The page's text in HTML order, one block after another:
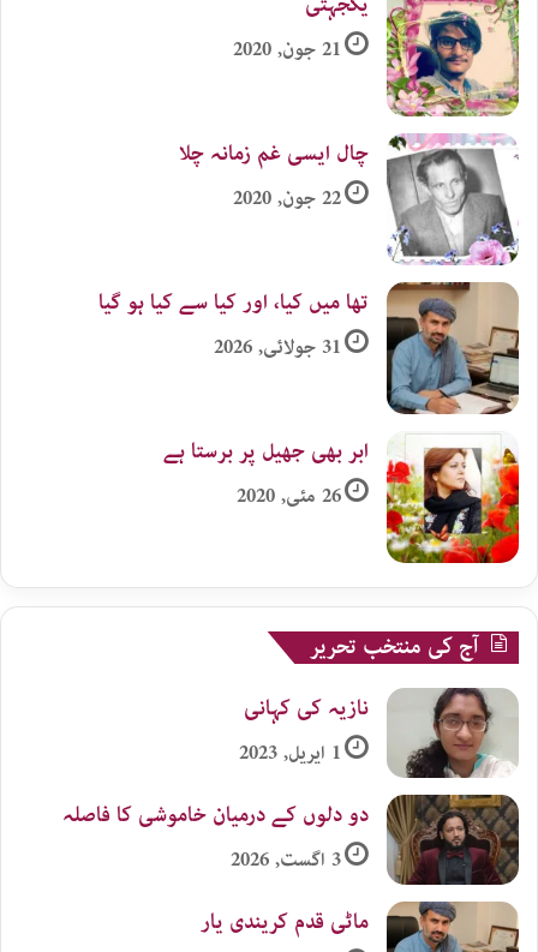
21 جون, 2020
چال ایسی غم زمانہ چلا
22 جون, 2020
تھا میں کیا، اور کیا سے کیا ہو گیا
31 جولائی, 2026
ابر بھی جھیل پر برستا ہے
26 مئی, 2020
آج کی منتخب تحریر
نازیہ کی کہانی
1 اپریل, 2023
دو دلوں کے درمیان خاموشی کا فاصلہ
3 اگست, 2026
ماٹی قدم کریندی یار